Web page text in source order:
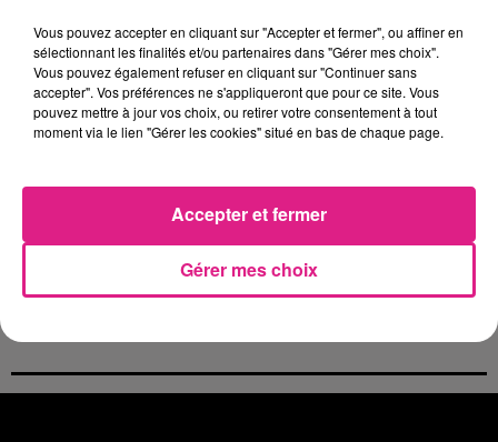
4 août 2026
Officiel : Gauthier Hein quitte le FC Metz pour l'OGC Nice
4 août 2026
Officiel : le lac de Madine reporte son feu d’artifice
4 août 2026
31 juillet 2026
Chalets de Noël solidaires : la ville de Metz lance un appel à...
31 juillet 2026
Vosges : les feux d’artifice de Gérardmer sont annulés
31 juillet 2026
Vous pouvez accepter en cliquant sur "Accepter et fermer", ou affiner en
sélectionnant les finalités et/ou partenaires dans "Gérer mes choix".
Vous pouvez également refuser en cliquant sur "Continuer sans
accepter". Vos préférences ne s'appliqueront que pour ce site. Vous
pouvez mettre à jour vos choix, ou retirer votre consentement à tout
moment via le lien "Gérer les cookies" situé en bas de chaque page.
Gérer mes choix
Accepter et fermer